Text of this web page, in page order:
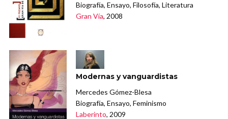
Biografía, Ensayo, Filosofía, Literatura
Gran Vía, 2008
Modernas y vanguardistas
Mercedes Gómez-Blesa
Biografía, Ensayo, Feminismo
Laberinto, 2009